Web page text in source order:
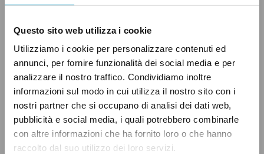
Questo sito web utilizza i cookie
Utilizziamo i cookie per personalizzare contenuti ed
annunci, per fornire funzionalità dei social media e per
analizzare il nostro traffico. Condividiamo inoltre
informazioni sul modo in cui utilizza il nostro sito con i
nostri partner che si occupano di analisi dei dati web,
pubblicità e social media, i quali potrebbero combinarle
con altre informazioni che ha fornito loro o che hanno
raccolto dal suo utilizzo dei loro servizi.
ha introdotto(art. 59, comma 10) delle
per il reclutamento dei docenti per le scuole
dell’infanzia, delle elementari, delle medie e
delle superiori. Oltre a mantenere la
valutazione dei titoli e la prova orale, il decreto
ha introdotto una prova scritta con domande a
crocette, che ha sostituito le prove precedenti.
Per quanto riguarda gli insegnanti delle scuole